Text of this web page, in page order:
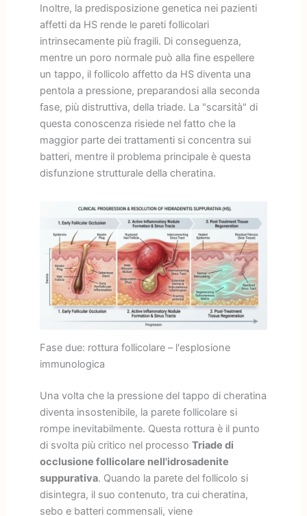
Inoltre, la predisposizione genetica nei pazienti
affetti da HS rende le pareti follicolari
intrinsecamente più fragili. Di conseguenza,
mentre un poro normale può alla fine espellere
un tappo, il follicolo affetto da HS diventa una
pentola a pressione, preparandosi alla seconda
fase, più distruttiva, della triade. La "scarsità" di
questa conoscenza risiede nel fatto che la
maggior parte dei trattamenti si concentra sui
batteri, mentre il problema principale è questa
disfunzione strutturale della cheratina.
Fase due: rottura follicolare – l'esplosione
immunologica
Una volta che la pressione del tappo di cheratina
diventa insostenibile, la parete follicolare si
rompe inevitabilmente. Questa rottura è il punto
di svolta più critico nel processo Triade di
occlusione follicolare nell'idrosadenite
suppurativa. Quando la parete del follicolo si
disintegra, il suo contenuto, tra cui cheratina,
sebo e batteri commensali, viene